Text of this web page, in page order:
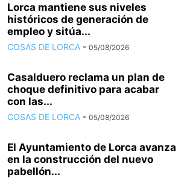
Lorca mantiene sus niveles
históricos de generación de
empleo y sitúa...
COSAS DE LORCA - 05/08/2026
Casalduero reclama un plan de
choque definitivo para acabar
con las...
COSAS DE LORCA - 05/08/2026
El Ayuntamiento de Lorca avanza
en la construcción del nuevo
pabellón...